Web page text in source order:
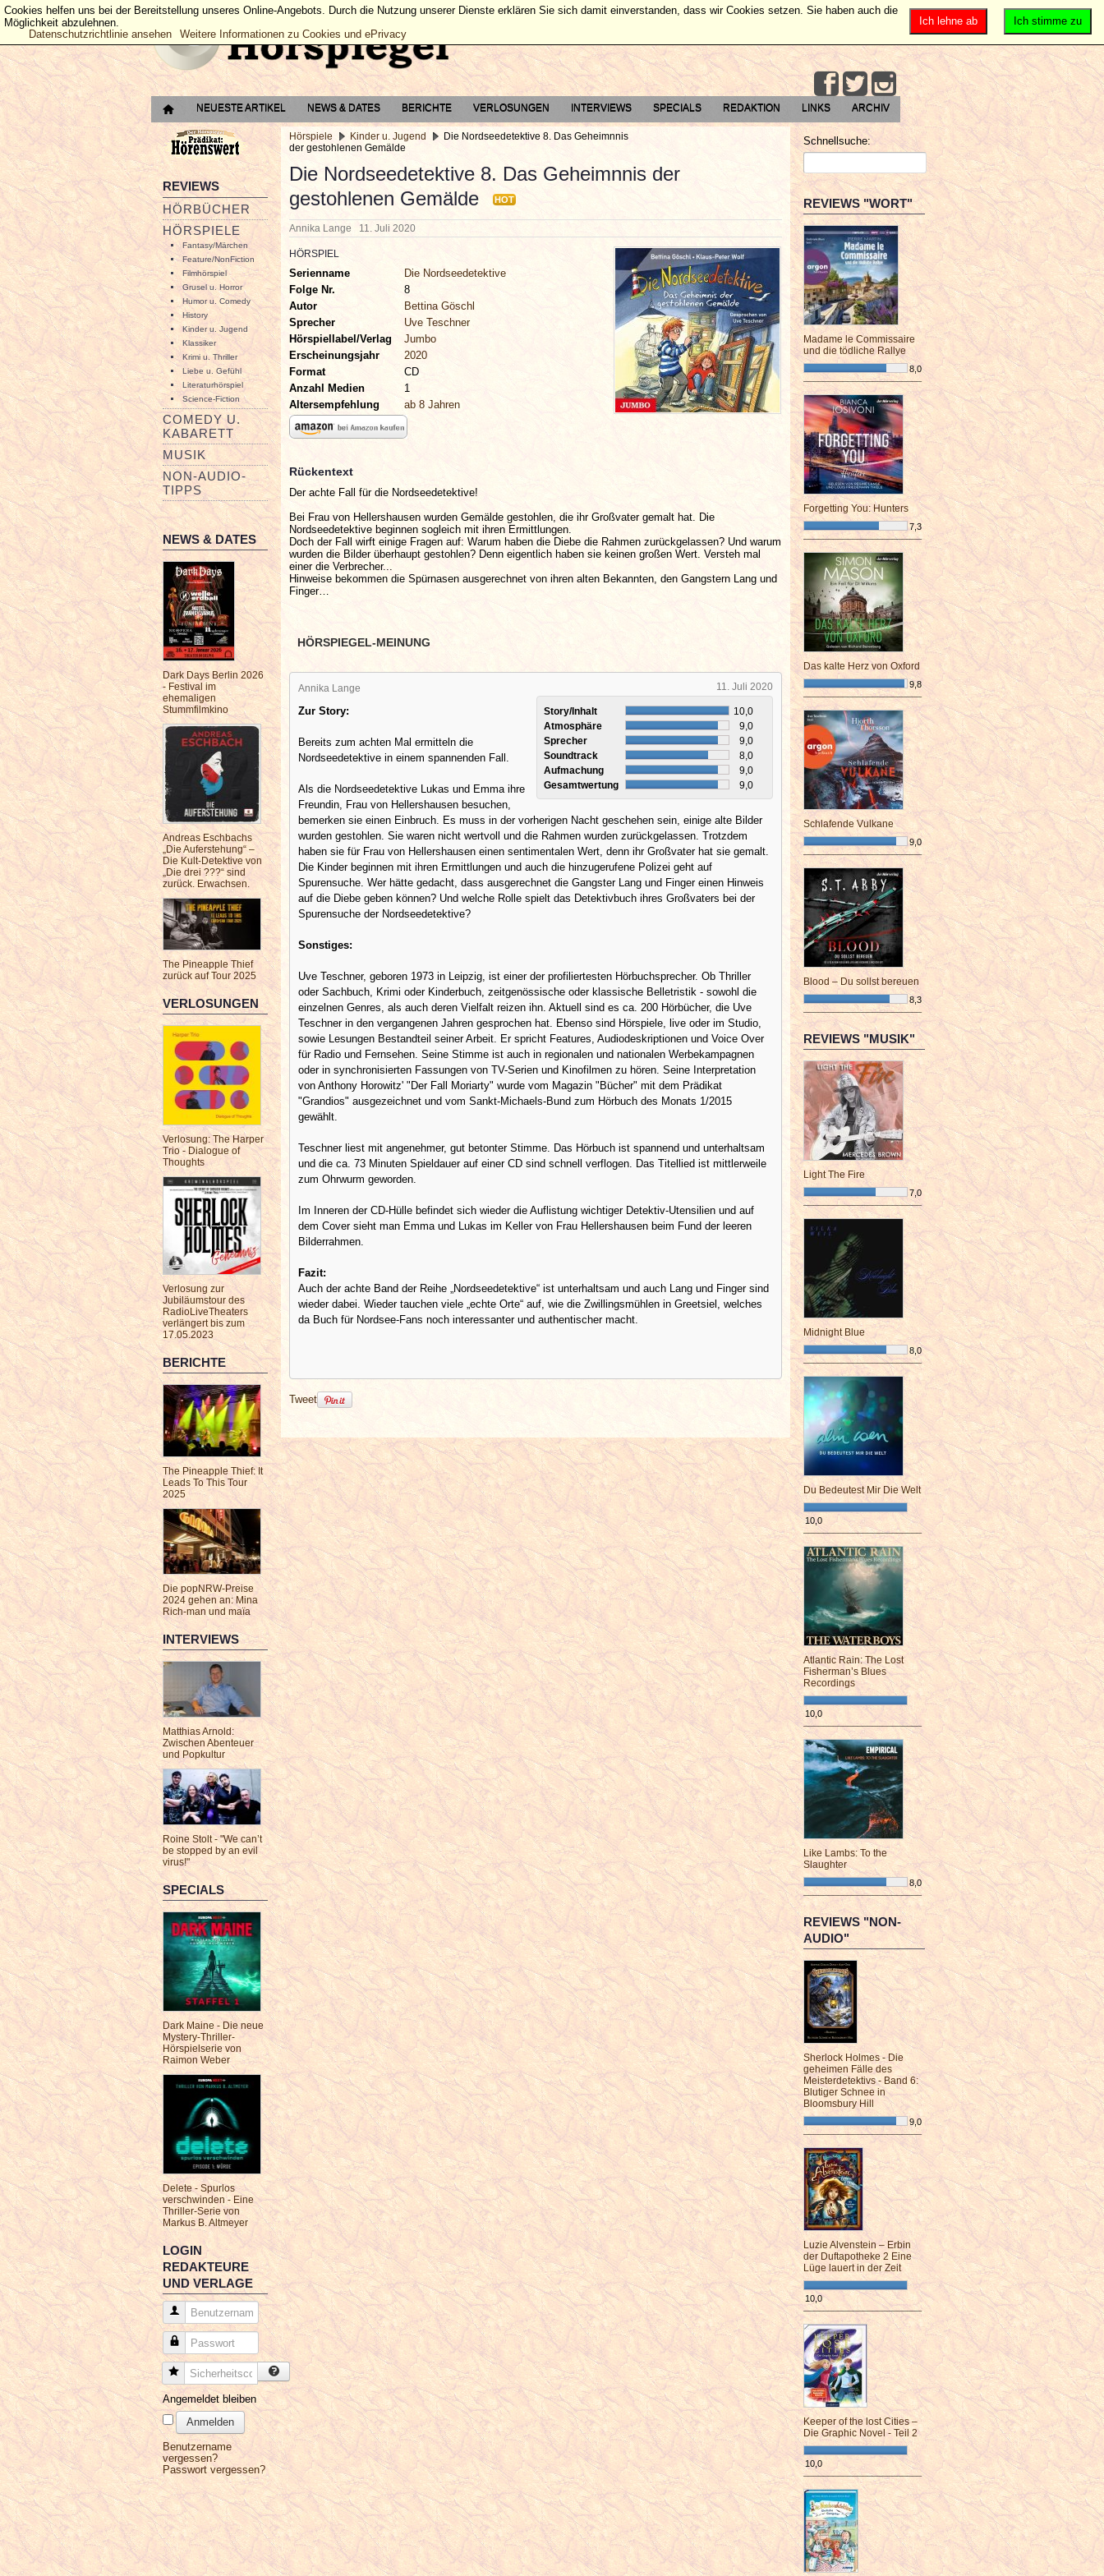
NEUESTE ARTIKEL NEWS & DATES BERICHTE VERLOSUNGEN INTERVIEWS SPECIALS REDAKTION LINKS ARCHIV
REVIEWS
HÖRBÜCHER
HÖRSPIELE
Fantasy/Märchen
Feature/NonFiction
Filmhörspiel
Grusel u. Horror
Humor u. Comedy
History
Kinder u. Jugend
Klassiker
Krimi u. Thriller
Liebe u. Gefühl
Literaturhörspiel
Science-Fiction
COMEDY U.
KABARETT
MUSIK
NON-AUDIO-
TIPPS
NEWS & DATES
Dark Days Berlin 2026
- Festival im
ehemaligen
Stummfilmkino
Andreas Eschbachs
„Die Auferstehung“ –
Die Kult-Detektive von
„Die drei ???“ sind
zurück. Erwachsen.
The Pineapple Thief
zurück auf Tour 2025
VERLOSUNGEN
Verlosung: The Harper
Trio - Dialogue of
Thoughts
Verlosung zur
Jubiläumstour des
RadioLiveTheaters
verlängert bis zum
17.05.2023
BERICHTE
The Pineapple Thief: It
Leads To This Tour
2025
Die popNRW-Preise
2024 gehen an: Mina
Rich-man und maïa
INTERVIEWS
Matthias Arnold:
Zwischen Abenteuer
und Popkultur
Roine Stolt - "We can’t
be stopped by an evil
virus!"
SPECIALS
Dark Maine - Die neue
Mystery-Thriller-
Hörspielserie von
Raimon Weber
Delete - Spurlos
verschwinden - Eine
Thriller-Serie von
Markus B. Altmeyer
LOGIN
REDAKTEURE
UND VERLAGE
Benutzername
Passwort
Sicherheitscode
Angemeldet bleiben
Anmelden
Benutzername
vergessen?
Passwort vergessen?
Hörspiele Kinder u. Jugend
Die Nordseedetektive 8. Das Geheimnnis
der gestohlenen Gemälde
Die Nordseedetektive 8. Das Geheimnnis der
gestohlenen Gemälde
HOT
Annika Lange 11. Juli 2020
HÖRSPIEL
Serienname
Die Nordseedetektive
Folge Nr.
8
Autor
Bettina Göschl
Sprecher
Uve Teschner
Hörspiellabel/Verlag
Jumbo
Erscheinungsjahr
2020
Format
CD
Anzahl Medien
1
Altersempfehlung
ab 8 Jahren
Rückentext
Der achte Fall für die Nordseedetektive!
Bei Frau von Hellershausen wurden Gemälde gestohlen, die ihr Großvater gemalt hat. Die
Nordseedetektive beginnen sogleich mit ihren Ermittlungen.
Doch der Fall wirft einige Fragen auf: Warum haben die Diebe die Rahmen zurückgelassen? Und warum
wurden die Bilder überhaupt gestohlen? Denn eigentlich haben sie keinen großen Wert. Versteh mal
einer die Verbrecher...
Hinweise bekommen die Spürnasen ausgerechnet von ihren alten Bekannten, den Gangstern Lang und
Finger…
HÖRSPIEGEL-MEINUNG
11. Juli 2020
Annika Lange
Story/Inhalt
10,0
Atmosphäre
9,0
Sprecher
9,0
Soundtrack
8,0
Aufmachung
9,0
Gesamtwertung
9,0
Zur Story:
Bereits zum achten Mal ermitteln die
Nordseedetektive in einem spannenden Fall.
Als die Nordseedetektive Lukas und Emma ihre
Freundin, Frau von Hellershausen besuchen,
bemerken sie einen Einbruch. Es muss in der vorherigen Nacht geschehen sein, einige alte Bilder
wurden gestohlen. Sie waren nicht wertvoll und die Rahmen wurden zurückgelassen. Trotzdem
haben sie für Frau von Hellershausen einen sentimentalen Wert, denn ihr Großvater hat sie gemalt.
Die Kinder beginnen mit ihren Ermittlungen und auch die hinzugerufene Polizei geht auf
Spurensuche. Wer hätte gedacht, dass ausgerechnet die Gangster Lang und Finger einen Hinweis
auf die Diebe geben können? Und welche Rolle spielt das Detektivbuch ihres Großvaters bei der
Spurensuche der Nordseedetektive?
Sonstiges:
Uve Teschner, geboren 1973 in Leipzig, ist einer der profiliertesten Hörbuchsprecher. Ob Thriller
oder Sachbuch, Krimi oder Kinderbuch, zeitgenössische oder klassische Belletristik - sowohl die
einzelnen Genres, als auch deren Vielfalt reizen ihn. Aktuell sind es ca. 200 Hörbücher, die Uve
Teschner in den vergangenen Jahren gesprochen hat. Ebenso sind Hörspiele, live oder im Studio,
sowie Lesungen Bestandteil seiner Arbeit. Er spricht Features, Audiodeskriptionen und Voice Over
für Radio und Fernsehen. Seine Stimme ist auch in regionalen und nationalen Werbekampagnen
oder in synchronisierten Fassungen von TV-Serien und Kinofilmen zu hören. Seine Interpretation
von Anthony Horowitz' "Der Fall Moriarty" wurde vom Magazin "Bücher" mit dem Prädikat
"Grandios" ausgezeichnet und vom Sankt-Michaels-Bund zum Hörbuch des Monats 1/2015
gewählt.
Teschner liest mit angenehmer, gut betonter Stimme. Das Hörbuch ist spannend und unterhaltsam
und die ca. 73 Minuten Spieldauer auf einer CD sind schnell verflogen. Das Titellied ist mittlerweile
zum Ohrwurm geworden.
Im Inneren der CD-Hülle befindet sich wieder die Auflistung wichtiger Detektiv-Utensilien und auf
dem Cover sieht man Emma und Lukas im Keller von Frau Hellershausen beim Fund der leeren
Bilderrahmen.
Fazit:
Auch der achte Band der Reihe „Nordseedetektive“ ist unterhaltsam und auch Lang und Finger sind
wieder dabei. Wieder tauchen viele „echte Orte“ auf, wie die Zwillingsmühlen in Greetsiel, welches
da Buch für Nordsee-Fans noch interessanter und authentischer macht.
Tweet
Schnellsuche:
REVIEWS "WORT"
Madame le Commissaire
und die tödliche Rallye
8,0
¯¯¯¯¯¯¯¯¯¯¯¯¯¯¯¯¯¯¯¯¯¯¯¯
Forgetting You: Hunters
7,3
¯¯¯¯¯¯¯¯¯¯¯¯¯¯¯¯¯¯¯¯¯¯¯¯
Das kalte Herz von Oxford
9,8
¯¯¯¯¯¯¯¯¯¯¯¯¯¯¯¯¯¯¯¯¯¯¯¯
Schlafende Vulkane
9,0
¯¯¯¯¯¯¯¯¯¯¯¯¯¯¯¯¯¯¯¯¯¯¯¯
Blood – Du sollst bereuen
8,3
¯¯¯¯¯¯¯¯¯¯¯¯¯¯¯¯¯¯¯¯¯¯¯¯
REVIEWS "MUSIK"
Light The Fire
7,0
¯¯¯¯¯¯¯¯¯¯¯¯¯¯¯¯¯¯¯¯¯¯¯¯
Midnight Blue
8,0
¯¯¯¯¯¯¯¯¯¯¯¯¯¯¯¯¯¯¯¯¯¯¯¯
Du Bedeutest Mir Die Welt
10,0
¯¯¯¯¯¯¯¯¯¯¯¯¯¯¯¯¯¯¯¯¯¯¯¯
Atlantic Rain: The Lost
Fisherman’s Blues
Recordings
10,0
¯¯¯¯¯¯¯¯¯¯¯¯¯¯¯¯¯¯¯¯¯¯¯¯
Like Lambs: To the
Slaughter
8,0
¯¯¯¯¯¯¯¯¯¯¯¯¯¯¯¯¯¯¯¯¯¯¯¯
REVIEWS "NON-
AUDIO"
Sherlock Holmes - Die
geheimen Fälle des
Meisterdetektivs - Band 6:
Blutiger Schnee in
Bloomsbury Hill
9,0
¯¯¯¯¯¯¯¯¯¯¯¯¯¯¯¯¯¯¯¯¯¯¯¯
Luzie Alvenstein – Erbin
der Duftapotheke 2 Eine
Lüge lauert in der Zeit
10,0
¯¯¯¯¯¯¯¯¯¯¯¯¯¯¯¯¯¯¯¯¯¯¯¯
Keeper of the lost Cities –
Die Graphic Novel - Teil 2
10,0
¯¯¯¯¯¯¯¯¯¯¯¯¯¯¯¯¯¯¯¯¯¯¯¯
Ich stimme zu
Ich lehne ab
Cookies helfen uns bei der Bereitstellung unseres Online-Angebots. Durch die Nutzung unserer Dienste erklären Sie sich damit einverstanden, dass wir Cookies setzen. Sie haben auch die
Möglichkeit abzulehnen.
Datenschutzrichtlinie ansehen
Weitere Informationen zu Cookies und ePrivacy